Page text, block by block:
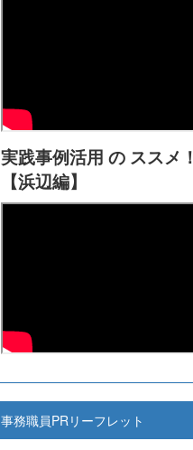
実践事例活用 の ススメ！
【浜辺編】
事務職員PRリーフレット